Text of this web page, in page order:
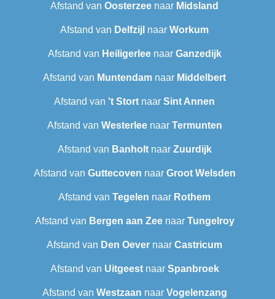
Afstand van Oosterzee naar Midsland
Afstand van Delfzijl naar Workum
Afstand van Heiligerleenaar Ganzedijk
Afstand van Muntendam naar Middelbert
Afstand van 't Stort naar Sint Annen
Afstand van Westerleenaar Termunten
Afstand van Banholtnaar Zuurdijk
Afstand van Guttecoven naar Groot Welsden
Afstand van Tegelen naar Rothem
Afstand van Bergen aan Zeenaar Tungelroy
Afstand van Den Oever naar Castricum
Afstand van Uitgeestnaar Spanbroek
Afstand van Westzaan naar Vogelenzang